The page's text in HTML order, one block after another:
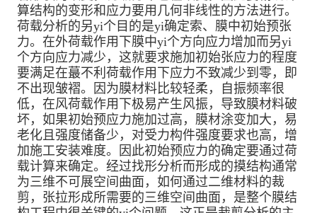
算结构的变形和应力要用几何非线性的方法进行。
荷载分析的另yi个目的是yi确定索、膜中初始预张
力。在外荷载作用下膜中yi个方向应力增加而另yi
个方向应力减少，这就要求施加初始张应力的程度
要满足在蕞不利荷载作用下应力不致减少到零，即
不出现皱褶。因为膜材料比较轻柔，自振频率很
低，在风荷载作用下极易产生风振，导致膜材料破
坏，如果初始预应力施加过高，膜材涂变加大，易
老化且强度储备少，对受力构件强度要求也高，增
加施工安装难度。因此初始预应力的确定要通过荷
载计算来确定。经过找形分析而形成的摸结构通常
为三维不可展空间曲面，如何通过二维材料的裁
剪，张拉形成所需要的三维空间 曲面，是整个膜结